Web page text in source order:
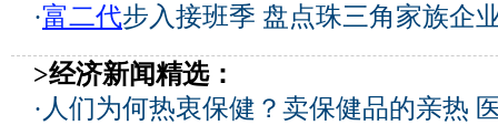
·富二代步入接班季 盘点珠三角家族企
>经济新闻精选：
· 人们为何热衷保健？卖保健品的亲热